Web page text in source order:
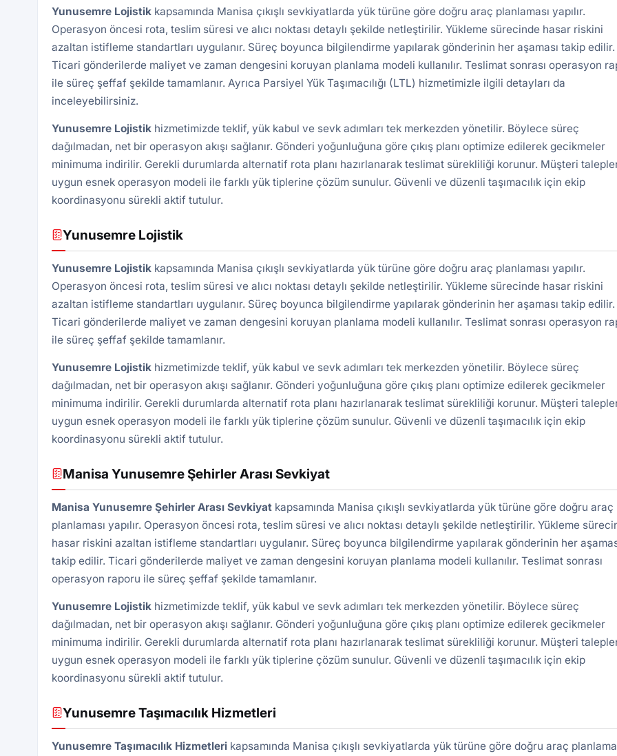
Yunusemre Lojistikkapsamında Manisa çıkışlı sevkiyatlarda yük türüne göre doğru araç planlaması yapılır.
Operasyon öncesi rota, teslim süresi ve alıcı noktası detaylı şekilde netleştirilir. Yükleme sürecinde hasar riskini
azaltan istifleme standartları uygulanır. Süreç boyunca bilgilendirme yapılarak gönderinin her aşaması takip edilir.
Ticari gönderilerde maliyet ve zaman dengesini koruyan planlama modeli kullanılır. Teslimat sonrası operasyon
ile süreç şeffaf şekilde tamamlanır. Ayrıca Parsiyel Yük Taşımacılığı (LTL) hizmetimizle ilgili detayları da
inceleyebilirsiniz.
Yunusemre Lojistikhizmetimizde teklif, yük kabul ve sevk adımları tek merkezden yönetilir. Böylece süreç
dağılmadan, net bir operasyon akışı sağlanır. Gönderi yoğunluğuna göre çıkış planı optimize edilerek gecikmeler
minimuma indirilir. Gerekli durumlarda alternatif rota planı hazırlanarak teslimat sürekliliği korunur. Müşteri
uygun esnek operasyon modeli ile farklı yük tiplerine çözüm sunulur. Güvenli ve düzenli taşımacılık için ekip
koordinasyonu sürekli aktif tutulur.
Yunusemre Lojistik
Yunusemre Lojistikkapsamında Manisa çıkışlı sevkiyatlarda yük türüne göre doğru araç planlaması yapılır.
Operasyon öncesi rota, teslim süresi ve alıcı noktası detaylı şekilde netleştirilir. Yükleme sürecinde hasar riskini
azaltan istifleme standartları uygulanır. Süreç boyunca bilgilendirme yapılarak gönderinin her aşaması takip edilir.
Ticari gönderilerde maliyet ve zaman dengesini koruyan planlama modeli kullanılır. Teslimat sonrası operasyon
ile süreç şeffaf şekilde tamamlanır.
Yunusemre Lojistikhizmetimizde teklif, yük kabul ve sevk adımları tek merkezden yönetilir. Böylece süreç
dağılmadan, net bir operasyon akışı sağlanır. Gönderi yoğunluğuna göre çıkış planı optimize edilerek gecikmeler
minimuma indirilir. Gerekli durumlarda alternatif rota planı hazırlanarak teslimat sürekliliği korunur. Müşteri
uygun esnek operasyon modeli ile farklı yük tiplerine çözüm sunulur. Güvenli ve düzenli taşımacılık için ekip
koordinasyonu sürekli aktif tutulur.
Manisa Yunusemre Şehirler Arası Sevkiyat
Manisa Yunusemre Şehirler Arası Sevkiyatkapsamında Manisa çıkışlı sevkiyatlarda yük türüne göre doğru araç
planlaması yapılır. Operasyon öncesi rota, teslim süresi ve alıcı noktası detaylı şekilde netleştirilir. Yükleme
hasar riskini azaltan istifleme standartları uygulanır. Süreç boyunca bilgilendirme yapılarak gönderinin her
takip edilir. Ticari gönderilerde maliyet ve zaman dengesini koruyan planlama modeli kullanılır. Teslimat sonrası
operasyon raporu ile süreç şeffaf şekilde tamamlanır.
Yunusemre Lojistikhizmetimizde teklif, yük kabul ve sevk adımları tek merkezden yönetilir. Böylece süreç
dağılmadan, net bir operasyon akışı sağlanır. Gönderi yoğunluğuna göre çıkış planı optimize edilerek gecikmeler
minimuma indirilir. Gerekli durumlarda alternatif rota planı hazırlanarak teslimat sürekliliği korunur. Müşteri
uygun esnek operasyon modeli ile farklı yük tiplerine çözüm sunulur. Güvenli ve düzenli taşımacılık için ekip
koordinasyonu sürekli aktif tutulur.
Yunusemre Taşımacılık Hizmetleri
Yunusemre Taşımacılık Hizmetlerikapsamında Manisa çıkışlı sevkiyatlarda yük türüne göre doğru araç